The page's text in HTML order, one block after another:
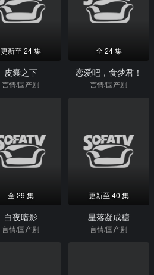
更新至 24 集
皮囊之下
言情/国产剧
全 24 集
恋爱吧，食梦君！
言情/国产剧
全 29 集
白夜暗影
言情/国产剧
更新至 40 集
星落凝成糖
言情/国产剧